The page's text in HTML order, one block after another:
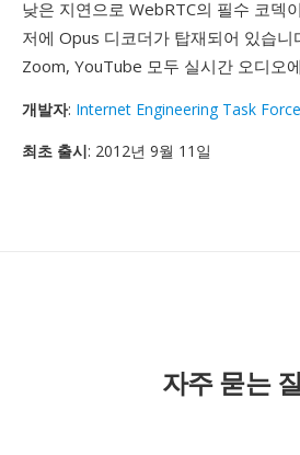
낮은 지연으로 WebRTC의 필수 코덱
저에 Opus 디코더가 탑재되어 있습
Zoom, YouTube 모두 실시간 오디오
개발자: Internet Engineering Task Force
최초 출시: 2012년 9월 11일
자주 묻는